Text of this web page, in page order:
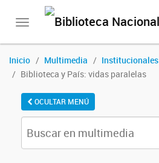
Toggle
Inicio Multimedia
Institucionales
Biblioteca y País: vidas paralelas
OCULTAR MENÚ